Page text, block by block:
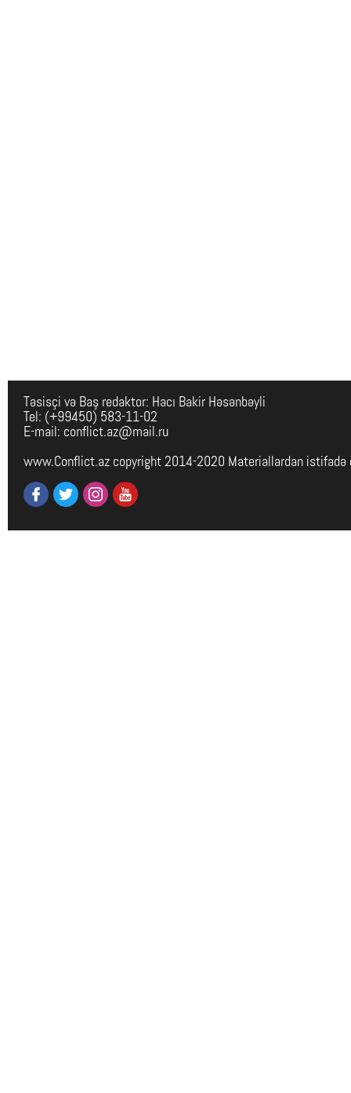
Təsisçi və Baş redaktor: Hacı Bakir Həsənbəyli
Tel: (+99450) 583-11-02
E-mail: conflict.az@mail.ru
www.Conflict.az copyright 2014-2020 Materiallardan istifadə